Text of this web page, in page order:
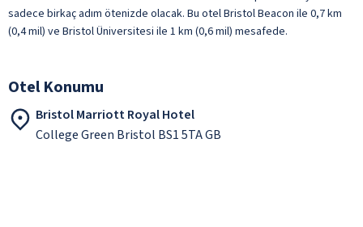
sadece birkaç adım ötenizde olacak. Bu otel Bristol Beacon ile 0,7 km
(0,4 mil) ve Bristol Üniversitesi ile 1 km (0,6 mil) mesafede.
Otel Konumu
Bristol Marriott Royal Hotel
College Green Bristol BS1 5TA GB